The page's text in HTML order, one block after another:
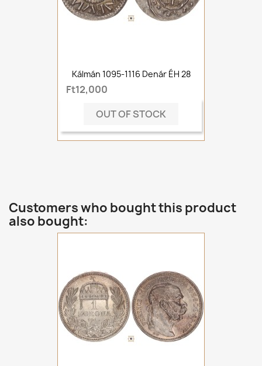
Kálmán 1095-1116 Denár ÉH 28
Ft12,000
OUT OF STOCK
Customers who bought this product
also bought: